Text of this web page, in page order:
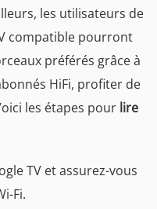
les utilisateurs de
compatible pourront
préférés grâce à
HiFi, profiter de
les étapes pour lire
TV et assurez-vous
Fi.